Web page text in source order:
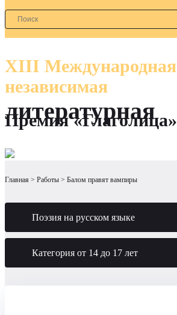
XIII Международная
независимая
литературная
Премия «Глаголица»
Главная Работы Балом правят вампиры
Поэзия на русском языке
Категория от 14 до 17 лет